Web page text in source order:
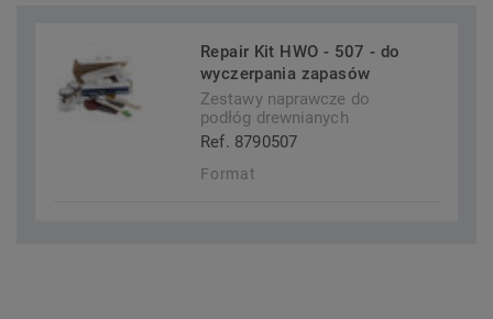
Repair Kit HWO - 507 - do
wyczerpania zapasów
Zestawy naprawcze do
podłóg drewnianych
Ref. 8790507
Format